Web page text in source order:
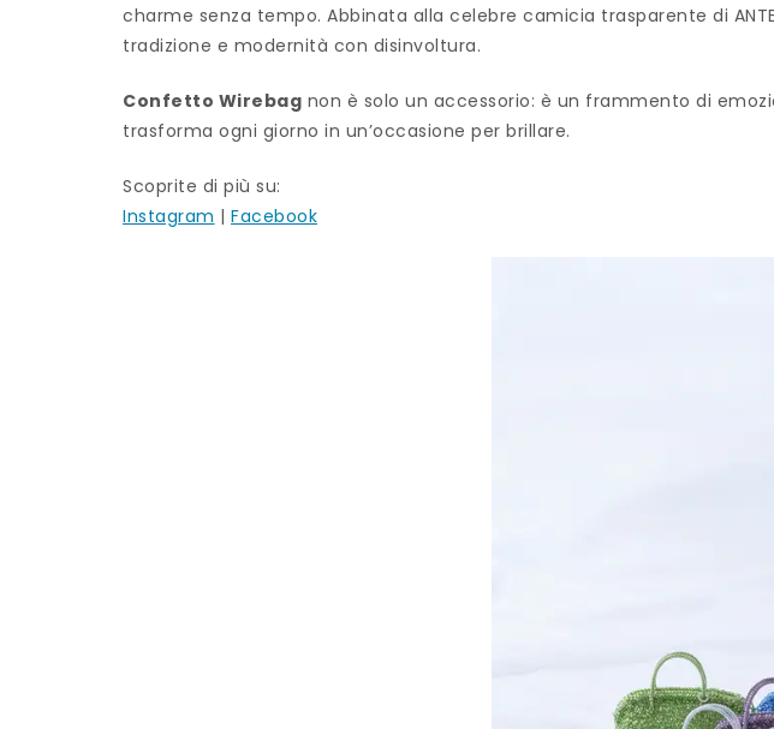
charme senza tempo. Abbinata alla celebre camicia trasparente di
tradizione e modernità con disinvoltura.
Confetto Wirebag non è solo un accessorio: è un frammento di
trasforma ogni giorno in un’occasione per brillare.
Scoprite di più su:
Instagram | Facebook